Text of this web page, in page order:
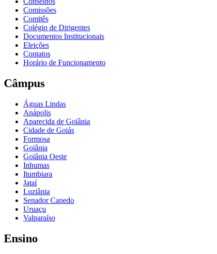
Comissões
Comitês
Colégio de Dirigentes
Documentos Institucionais
Eleições
Contatos
Horário de Funcionamento
Câmpus
Águas Lindas
Anápolis
Aparecida de Goiânia
Cidade de Goiás
Formosa
Goiânia
Goiânia Oeste
Inhumas
Itumbiara
Jataí
Luziânia
Senador Canedo
Uruaçu
Valparaíso
Ensino